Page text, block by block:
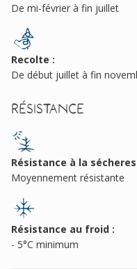
De mi-février à fin juillet
Recolte :
De début juillet à fin
Résistance
Résistance à la
Moyennement résistante
Résistance au froid :
- 5°C minimum